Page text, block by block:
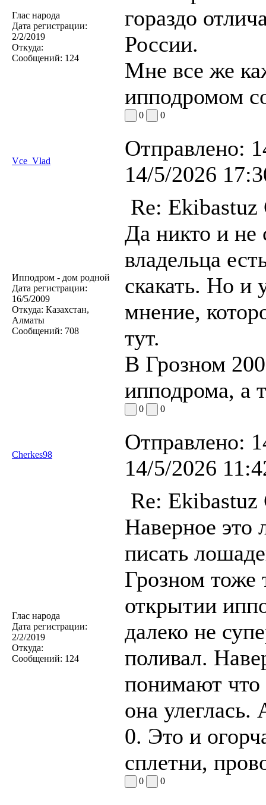
Глас народа
Дата регистрации:
2/2/2019
Откуда:
Сообщений: 124
гораздо
России.
Мне все же
ипподромом
0 0
Vce_Vlad
Отправлено:
14/5/2026
Ипподром - дом родной
Дата регистрации:
16/5/2009
Откуда: Казахстан,
Алматы
Сообщений: 708
Re: Ekibastuz
Да никто и не
владельца
скакать. Но и
мнение,
тут.
В Грозном
ипподрома, а
0 0
Cherkes98
Отправлено:
14/5/2026
Глас народа
Дата регистрации:
2/2/2019
Откуда:
Сообщений: 124
Re: Ekibastuz
Наверное это
писать
Грозном тоже
открытии
далеко не
поливал.
понимают что
она улеглась.
0. Это и
сплетни,
0 0